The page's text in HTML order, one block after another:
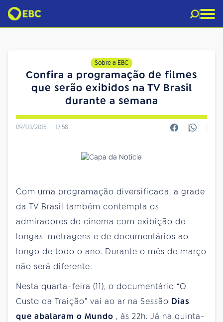
Sobre a EBC
Confira a programação de filmes
que serão exibidos na TV Brasil
durante a semana
09/03/2015 | 17:58
Com uma programação diversificada, a grade
da TV Brasil também contempla os
admiradores do cinema com exibição de
longas-metragens e de documentários ao
longo de todo o ano. Durante o mês de março
não será diferente.
Nesta quarta-feira (11), o documentário “O
Custo da Traição" vai ao ar na Sessão Dias
que abalaram o Mundo , às 22h. Já na quinta-